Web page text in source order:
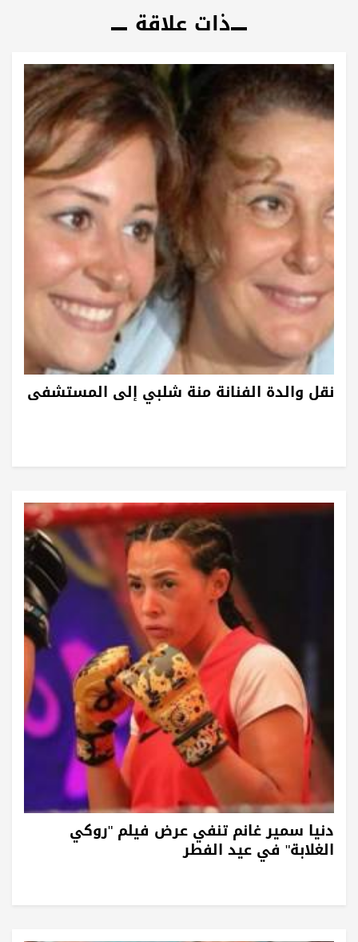
ذات علاقة
نقل والدة الفنانة منة شلبي إلى المستشفى
دنيا سمير غانم تنفي عرض فيلم "روكي
الغلابة" في عيد الفطر